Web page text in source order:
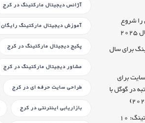
را شروع
برای سال
برای
در گوگل با
استراتژی دیجیتال مارکتینگ: 10
آژانس دیجیتال مارکتینگدر کرج
آموزش دیجیتال مارکتینگ رایگان
پکیج دیجیتال مارکتینگدر کرج
مشاور دیجیتال مارکتینگدر کرج
طراحی سایت حرفه ایدر کرج
بازاریابی اینترنتیدر کرج